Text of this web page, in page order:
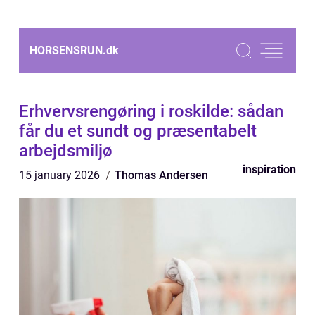
HORSENSRUN.dk
Erhvervsrengøring i roskilde: sådan
får du et sundt og præsentabelt
arbejdsmiljø
15 january 2026 Thomas Andersen inspiration